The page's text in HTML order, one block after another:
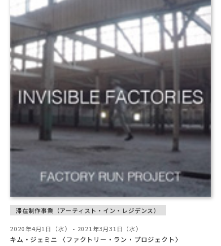
滞在制作事業（アーティスト・イン・レジデンス）
2020年4月1日（水） - 2021年3月31日（水）
キム・ジェミニ 〈ファクトリー・ラン・プロジェクト〉